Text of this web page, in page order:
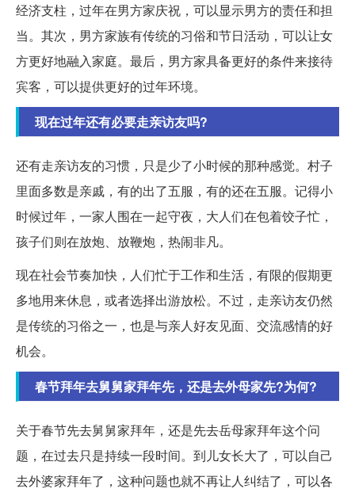
经济支柱，过年在男方家庆祝，可以显示男方的责任和担
当。其次，男方家族有传统的习俗和节日活动，可以让女
方更好地融入家庭。最后，男方家具备更好的条件来接待
宾客，可以提供更好的过年环境。
现在过年还有必要走亲访友吗?
还有走亲访友的习惯，只是少了小时候的那种感觉。村子
里面多数是亲戚，有的出了五服，有的还在五服。记得小
时候过年，一家人围在一起守夜，大人们在包着饺子忙，
孩子们则在放炮、放鞭炮，热闹非凡。
现在社会节奏加快，人们忙于工作和生活，有限的假期更
多地用来休息，或者选择出游放松。不过，走亲访友仍然
是传统的习俗之一，也是与亲人好友见面、交流感情的好
机会。
春节拜年去舅舅家拜年先，还是去外母家先?为何?
关于春节先去舅舅家拜年，还是先去岳母家拜年这个问
题，在过去只是持续一段时间。到儿女长大了，可以自己
去外婆家拜年了，这种问题也就不再让人纠结了，可以各